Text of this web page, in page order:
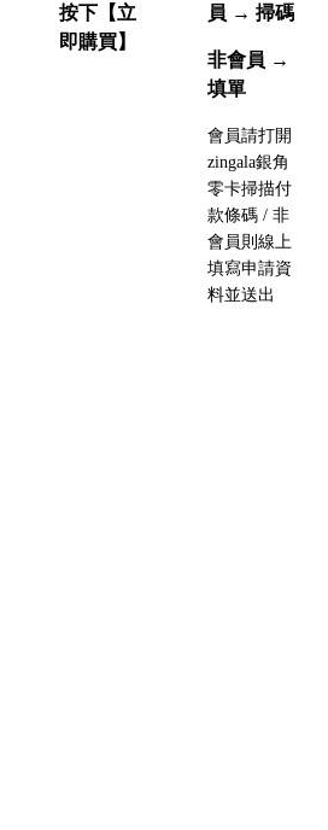
按下【立
即購買】
員 → 掃碼
非會員 →
填單
會員請打開
zingala銀角
零卡掃描付
款條碼 / 非
會員則線上
填寫申請資
料並送出